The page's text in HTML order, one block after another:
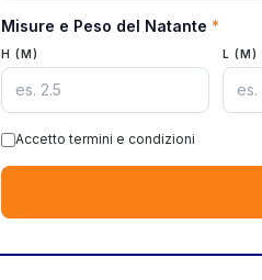
Misure e Peso del Natante *
H (M) L (M)
Accetto termini e condizioni